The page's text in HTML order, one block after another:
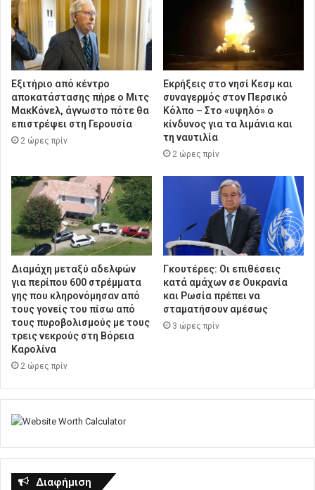
Εξιτήριο από κέντρο
αποκατάστασης πήρε ο Μιτς
ΜακΚόνελ, άγνωστο πότε θα
επιστρέψει στη Γερουσία
2 ώρες πρίν
Εκρήξεις στο νησί Κεσμ και
συναγερμός στον Περσικό
Κόλπο – Στο «υψηλό» ο
κίνδυνος για τα λιμάνια και
τη ναυτιλία
2 ώρες πρίν
Διαμάχη μεταξύ αδελφών
για περίπου 600 στρέμματα
γης που κληρονόμησαν από
τους γονείς του πίσω από
τους πυροβολισμούς με τους
τρεις νεκρούς στη Βόρεια
Καρολίνα
2 ώρες πρίν
Γκουτέρες: Οι επιθέσεις
κατά αμάχων σε Ουκρανία
και Ρωσία πρέπει να
σταματήσουν αμέσως
3 ώρες πρίν
Διαφήμιση